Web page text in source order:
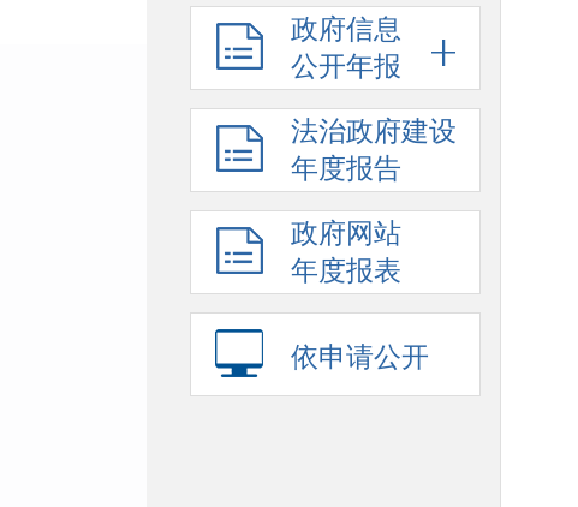
政府信息
公开年报
法治政府建设
年度报告
政府网站
年度报表
依申请公开